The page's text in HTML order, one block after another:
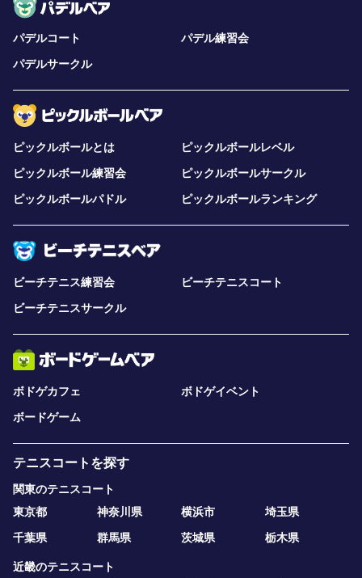
パデルコート
パデル練習会
パデルサークル
ピックルボールとは
ピックルボールレベル
ピックルボール練習会
ピックルボールサークル
ピックルボールパドル
ピックルボールランキング
ビーチテニス練習会
ビーチテニスコート
ビーチテニスサークル
ボドゲカフェ
ボドゲイベント
ボードゲーム
テニスコートを探す
関東のテニスコート
東京都
神奈川県 横浜市
埼玉県
千葉県
群馬県 茨城県 栃木県
近畿のテニスコート